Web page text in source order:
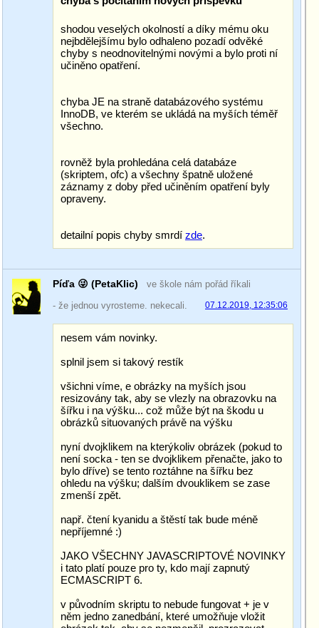
shodou veselých okolností a díky mému oku
nejbdělejšímu bylo odhaleno pozadí odvěké
chyby s neodnovitelnými novými a bylo proti ní
učiněno opatření.
chyba JE na straně databázového systému
InnoDB, ve kterém se ukládá na myších téměř
všechno.
rovněž byla prohledána celá databáze
(skriptem, ofc) a všechny špatně uložené
záznamy z doby před učiněním opatření byly
opraveny.
detailní popis chyby smrdí zde.
Píďa 😜 (PetaKlic)
ve škole nám pořád říkali
- že jednou vyrosteme. nekecali.
07.12.2019, 12:35:06
nesem vám novinky.
splnil jsem si takový restík
všichni víme, e obrázky na myších jsou
resizovány tak, aby se vlezly na obrazovku na
šířku i na výšku... což může být na škodu u
obrázků situovaných právě na výšku
nyní dvojklikem na kterýkoliv obrázek (pokud to
není socka - ten se dvojklikem přenačte, jako to
bylo dříve) se tento roztáhne na šířku bez
ohledu na výšku; dalším dvouklikem se zase
zmenší zpět.
např. čtení kyanidu a štěstí tak bude méně
nepříjemné :)
JAKO VŠECHNY JAVASCRIPTOVÉ NOVINKY
i tato platí pouze pro ty, kdo mají zapnutý
ECMASCRIPT 6.
v původním skriptu to nebude fungovat + je v
něm jedno zanedbání, které umožňuje vložit